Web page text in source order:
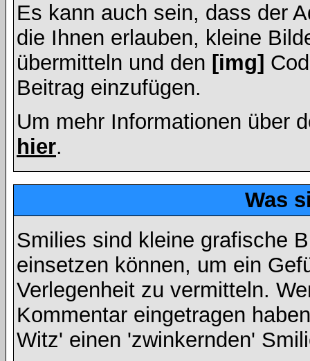
Es kann auch sein, dass der
die Ihnen erlauben, kleine
übermitteln und den [img]
Beitrag einzufügen.
Um mehr Informationen über
hier.
Was
Smilies sind kleine grafische
einsetzen können, um ein
Verlegenheit zu vermitteln.
Kommentar eingetragen
Witz' einen 'zwinkernden'